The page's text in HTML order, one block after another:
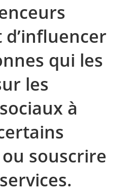
d’influencer
qui les
les
à
souscrire